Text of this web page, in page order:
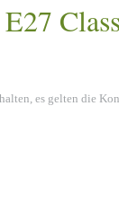
es gelten die